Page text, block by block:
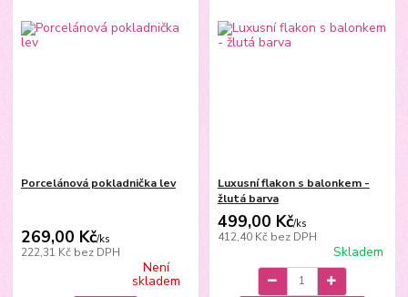
Porcelánová pokladnička lev
269,00 Kč/ks
222,31 Kč bez DPH
Není
skladem
Luxusní flakon s balonkem -
žlutá barva
499,00 Kč/ks
412,40 Kč bez DPH
Skladem